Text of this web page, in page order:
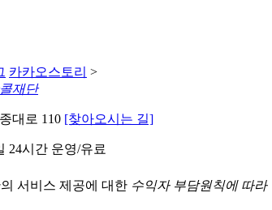
카카오스토리 >
재단
대로 110 [찾아오시는 길]
24시간 운영/유료
서비스 제공에 대한 수익자 부담원칙에 따라